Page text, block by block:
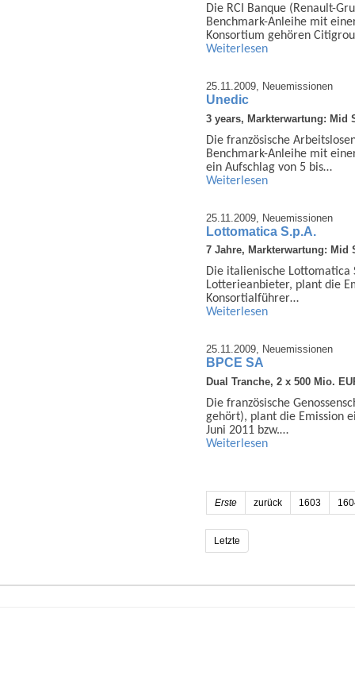
Die RCI Banque (Renault-
Benchmark-Anleihe mit
Konsortium gehören
Weiterlesen
25.11.2009, Neuemissionen
Unedic
3 years, Markterwartung: Mid
Die französische
Benchmark-Anleihe mit
ein Aufschlag von 5 bis…
Weiterlesen
25.11.2009, Neuemissionen
Lottomatica S.p.A.
7 Jahre, Markterwartung: Mid
Die italienische
Lotterieanbieter, plant die
Konsortialführer…
Weiterlesen
25.11.2009, Neuemissionen
BPCE SA
Dual Tranche, 2 x 500 Mio.
Die französische
gehört), plant die Emission
Juni 2011 bzw.…
Weiterlesen
Erste zurück 1603
Letzte